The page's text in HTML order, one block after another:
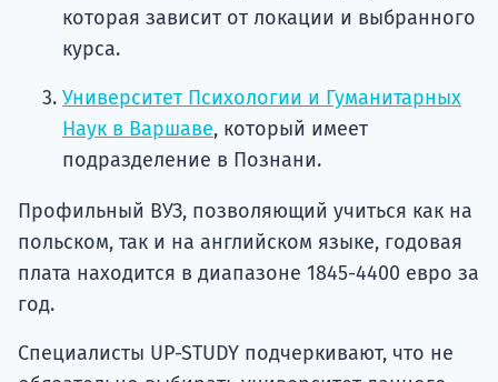
которая зависит от локации и выбранного
курса.
Университет Психологии и Гуманитарных
Наук в Варшаве, который имеет
подразделение в Познани.
Профильный ВУЗ, позволяющий учиться как на
польском, так и на английском языке, годовая
плата находится в диапазоне 1845-4400 евро за
год.
Специалисты UP-STUDY подчеркивают, что не